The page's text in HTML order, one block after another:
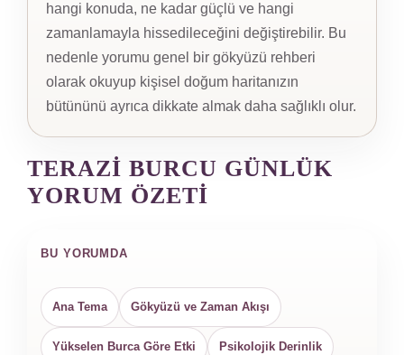
hangi konuda, ne kadar güçlü ve hangi
zamanlamayla hissedileceğini değiştirebilir. Bu
nedenle yorumu genel bir gökyüzü rehberi
olarak okuyup kişisel doğum haritanızın
bütününü ayrıca dikkate almak daha sağlıklı olur.
TERAZI BURCU GÜNLÜK
YORUM ÖZETI
BU YORUMDA
Ana Tema Gökyüzü ve Zaman Akışı
Yükselen Burca Göre Etki Psikolojik Derinlik